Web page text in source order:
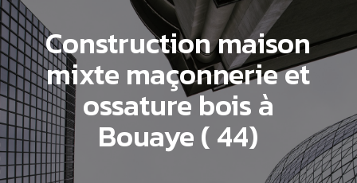
Construction maison
mixte maçonnerie et
ossature bois à
Bouaye ( 44)